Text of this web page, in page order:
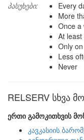
პასუხები:
Every
More
Once a
At
Only
Less
Never
RELSERV სხვა
ერთი გამოკითხვის
კავკასიის